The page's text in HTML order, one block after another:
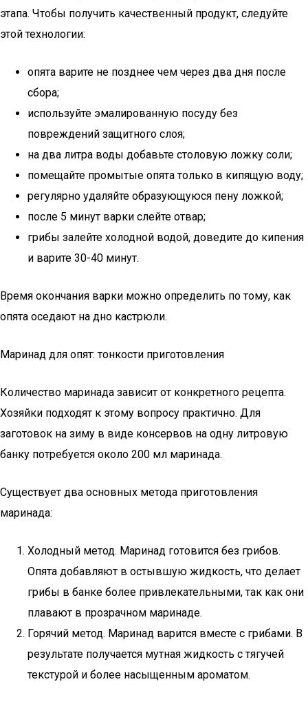
этапа. Чтобы получить качественный продукт, следуйте
этой технологии:
опята варите не позднее чем через два дня после
сбора;
используйте эмалированную посуду без
повреждений защитного слоя;
на два литра воды добавьте столовую ложку соли;
помещайте промытые опята только в кипящую воду;
регулярно удаляйте образующуюся пену ложкой;
после 5 минут варки слейте отвар;
грибы залейте холодной водой, доведите до кипения
и варите 30-40 минут.
Время окончания варки можно определить по тому, как
опята оседают на дно кастрюли.
Маринад для опят: тонкости приготовления
Количество маринада зависит от конкретного рецепта.
Хозяйки подходят к этому вопросу практично. Для
заготовок на зиму в виде консервов на одну литровую
банку потребуется около 200 мл маринада.
Существует два основных метода приготовления
маринада:
Холодный метод. Маринад готовится без грибов.
Опята добавляют в остывшую жидкость, что делает
грибы в банке более привлекательными, так как они
плавают в прозрачном маринаде.
Горячий метод. Маринад варится вместе с грибами. В
результате получается мутная жидкость с тягучей
текстурой и более насыщенным ароматом.